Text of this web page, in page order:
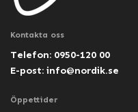
Kontakta oss
Telefon: 0950-120 00
E-post: info@nordik.se
Öppettider